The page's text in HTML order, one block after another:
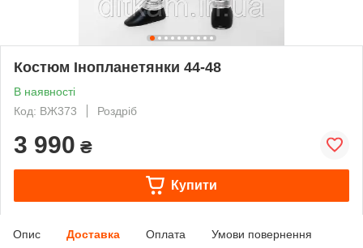
Костюм Інопланетянки 44-48
В наявності
Код: ВЖ373
Роздріб
3 990 ₴
Купити
Опис Доставка Оплата Умови повернення